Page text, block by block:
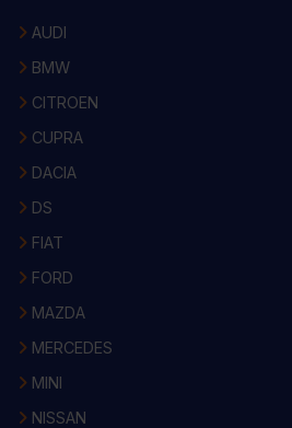
AUDI
BMW
CITROEN
CUPRA
DACIA
DS
FIAT
FORD
MAZDA
MERCEDES
MINI
NISSAN